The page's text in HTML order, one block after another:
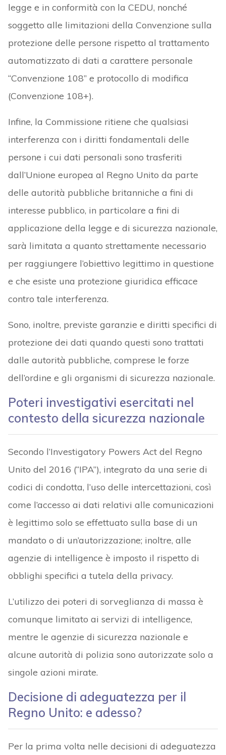
legge e in conformità con la CEDU, nonché
soggetto alle limitazioni della Convenzione sulla
protezione delle persone rispetto al trattamento
automatizzato di dati a carattere personale
“Convenzione 108” e protocollo di modifica
(Convenzione 108+).
Infine, la Commissione ritiene che qualsiasi
interferenza con i diritti fondamentali delle
persone i cui dati personali sono trasferiti
dall’Unione europea al Regno Unito da parte
delle autorità pubbliche britanniche a fini di
interesse pubblico, in particolare a fini di
applicazione della legge e di sicurezza nazionale,
sarà limitata a quanto strettamente necessario
per raggiungere l’obiettivo legittimo in questione
e che esiste una protezione giuridica efficace
contro tale interferenza.
Sono, inoltre, previste garanzie e diritti specifici di
protezione dei dati quando questi sono trattati
dalle autorità pubbliche, comprese le forze
dell’ordine e gli organismi di sicurezza nazionale.
Poteri investigativi esercitati nel
contesto della sicurezza nazionale
Secondo l’Investigatory Powers Act del Regno
Unito del 2016 (“IPA”), integrato da una serie di
codici di condotta, l’uso delle intercettazioni, così
come l’accesso ai dati relativi alle comunicazioni
è legittimo solo se effettuato sulla base di un
mandato o di un’autorizzazione; inoltre, alle
agenzie di intelligence è imposto il rispetto di
obblighi specifici a tutela della privacy.
L’utilizzo dei poteri di sorveglianza di massa è
comunque limitato ai servizi di intelligence,
mentre le agenzie di sicurezza nazionale e
alcune autorità di polizia sono autorizzate solo a
singole azioni mirate.
Decisione di adeguatezza per il
Regno Unito: e adesso?
Per la prima volta nelle decisioni di adeguatezza